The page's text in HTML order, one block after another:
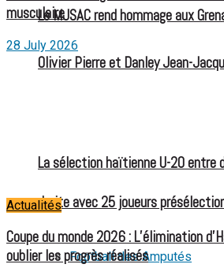
Le MJSAC rend hommage aux
Olivier Pierre et Danley Jean-
La sélection haïtienne U-20 entre
droite avec 25 joueurs
Football des Amputés
musculaire
28 July 2026
Actualités
Coupe du monde 2026 : L’élimination
oublier les progrès réalisés